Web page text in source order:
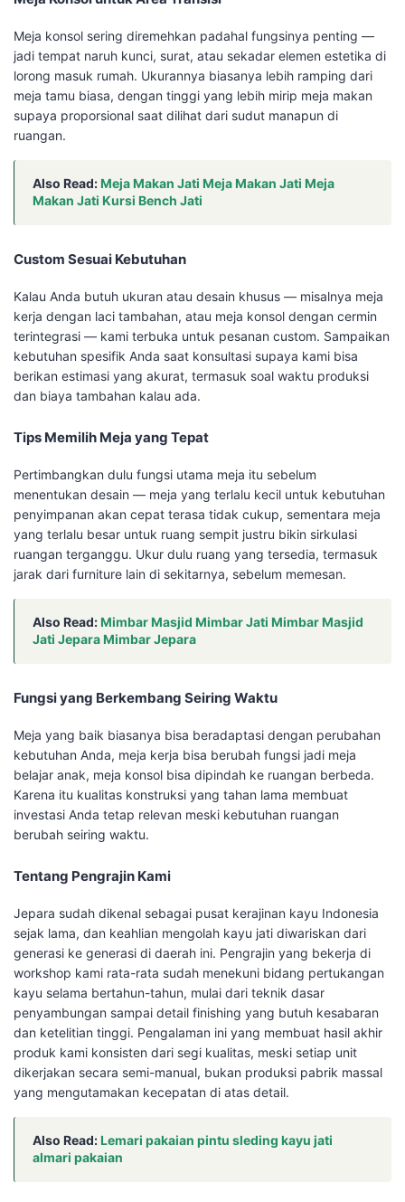
Meja konsol sering diremehkan padahal fungsinya penting —
jadi tempat naruh kunci, surat, atau sekadar elemen estetika di
lorong masuk rumah. Ukurannya biasanya lebih ramping dari
meja tamu biasa, dengan tinggi yang lebih mirip meja makan
supaya proporsional saat dilihat dari sudut manapun di
ruangan.
Also Read:Meja Makan Jati Meja Makan Jati Meja
Makan Jati Kursi Bench Jati
Custom Sesuai Kebutuhan
Kalau Anda butuh ukuran atau desain khusus — misalnya meja
kerja dengan laci tambahan, atau meja konsol dengan cermin
terintegrasi — kami terbuka untuk pesanan custom. Sampaikan
kebutuhan spesifik Anda saat konsultasi supaya kami bisa
berikan estimasi yang akurat, termasuk soal waktu produksi
dan biaya tambahan kalau ada.
Tips Memilih Meja yang Tepat
Pertimbangkan dulu fungsi utama meja itu sebelum
menentukan desain — meja yang terlalu kecil untuk kebutuhan
penyimpanan akan cepat terasa tidak cukup, sementara meja
yang terlalu besar untuk ruang sempit justru bikin sirkulasi
ruangan terganggu. Ukur dulu ruang yang tersedia, termasuk
jarak dari furniture lain di sekitarnya, sebelum memesan.
Also Read:Mimbar Masjid Mimbar Jati Mimbar Masjid
Jati Jepara Mimbar Jepara
Fungsi yang Berkembang Seiring Waktu
Meja yang baik biasanya bisa beradaptasi dengan perubahan
kebutuhan Anda, meja kerja bisa berubah fungsi jadi meja
belajar anak, meja konsol bisa dipindah ke ruangan berbeda.
Karena itu kualitas konstruksi yang tahan lama membuat
investasi Anda tetap relevan meski kebutuhan ruangan
berubah seiring waktu.
Tentang Pengrajin Kami
Jepara sudah dikenal sebagai pusat kerajinan kayu Indonesia
sejak lama, dan keahlian mengolah kayu jati diwariskan dari
generasi ke generasi di daerah ini. Pengrajin yang bekerja di
workshop kami rata-rata sudah menekuni bidang pertukangan
kayu selama bertahun-tahun, mulai dari teknik dasar
penyambungan sampai detail finishing yang butuh kesabaran
dan ketelitian tinggi. Pengalaman ini yang membuat hasil akhir
produk kami konsisten dari segi kualitas, meski setiap unit
dikerjakan secara semi-manual, bukan produksi pabrik massal
yang mengutamakan kecepatan di atas detail.
Also Read:Lemari pakaian pintu sleding kayu jati
almari pakaian